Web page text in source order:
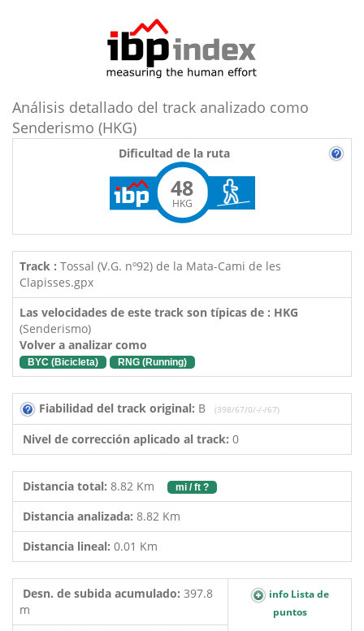
Análisis detallado del track analizado como
Senderismo (HKG)
Dificultad de la ruta
48
HKG
Track : Tossal (V.G. nº92) de la Mata-Cami de les
Clapisses.gpx
Las velocidades de este track son típicas de : HKG
(Senderismo)
Volver a analizar como
BYC (Bicicleta) RNG (Running)
Fiabilidad del track original: B (398/67/0/-/-/67)
Nivel de corrección aplicado al track: 0
Distancia total: 8.82 Km mi / ft ?
Distancia analizada: 8.82 Km
Distancia lineal: 0.01 Km
Desn. de subida acumulado: 397.8
m
info Lista de
puntos